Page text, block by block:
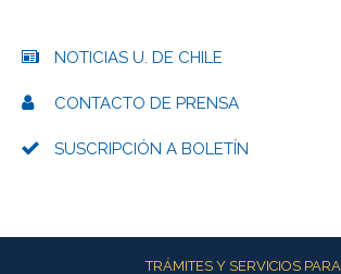
NOTICIAS U. DE CHILE
CONTACTO DE PRENSA
SUSCRIPCIÓN A BOLETÍN
Más informaciónTRÁMITES Y SERVICIOS PARA